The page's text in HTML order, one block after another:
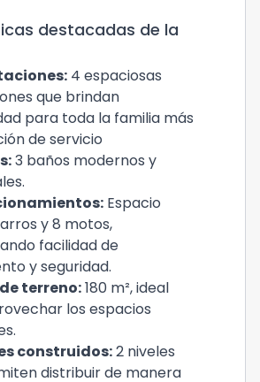
destacadas de la
4 espaciosas
que brindan
para toda la familia más
de servicio
3 baños modernos y
Espacio
y 8 motos,
facilidad de
y seguridad.
terreno:180 m², ideal
los espacios
construidos:2 niveles
distribuir de manera